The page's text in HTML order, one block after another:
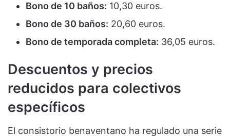
Bono de 10 baños: 10,30 euros.
Bono de 30 baños: 20,60 euros.
Bono de temporada completa: 36,05 euros.
Descuentos y precios
reducidos para colectivos
específicos
El consistorio benaventano ha regulado una serie